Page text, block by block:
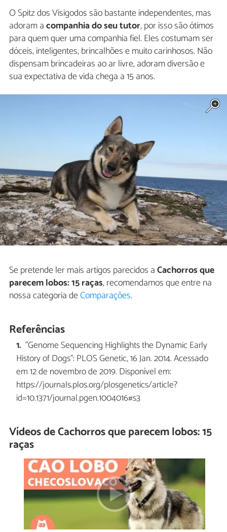
O Spitz dos Visigodos são bastante independentes, mas
adoram acompanhia do seu tutor, por isso são ótimos
para quem quer uma companhia fiel. Eles costumam ser
dóceis, inteligentes, brincalhões e muito carinhosos. Não
dispensam brincadeiras ao ar livre, adoram diversão e
sua expectativa de vida chega a 15 anos.
Se pretende ler mais artigos parecidos aCachorros que
parecem lobos: 15 raças, recomendamos que entre na
nossa categoria deComparações.
Referências
"Genome Sequencing Highlights the Dynamic Early
History of Dogs": PLOS Genetic, 16 Jan. 2014. Acessado
em 12 de novembro de 2019. Disponível em:
https://journals.plos.org/plosgenetics/article?
id=10.1371/journal.pgen.1004016#s3
Vídeos de Cachorros que parecem lobos: 15
raças